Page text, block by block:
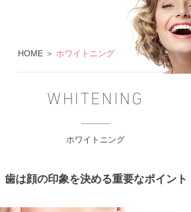
HOME ＞ ホワイトニング
WHITENING
ホワイトニング
は顔の印象を決める重要なポイント